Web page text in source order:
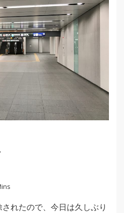
れたので、今日は久しぶり